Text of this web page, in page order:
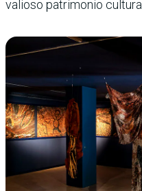
valioso patri­monio cultural.